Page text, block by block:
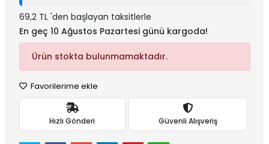
69,2 TL 'den başlayan taksitlerle
En geç 10 Ağustos Pazartesi günü kargoda!
Ürün stokta bulunmamaktadır.
Favorilerime ekle
Hızlı Gönderi Güvenli Alışveriş